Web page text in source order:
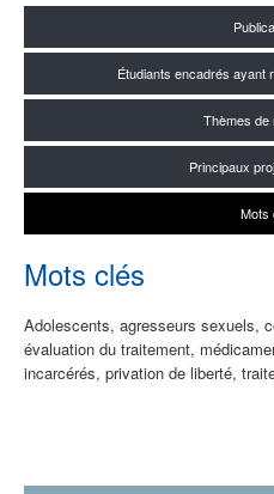
Étudiants encadrés ayant
Thèmes
Principaux
Mots
Mots clés
Adolescents, agresseurs sexuels,
évaluation du traitement,
incarcérés, privation de liberté,